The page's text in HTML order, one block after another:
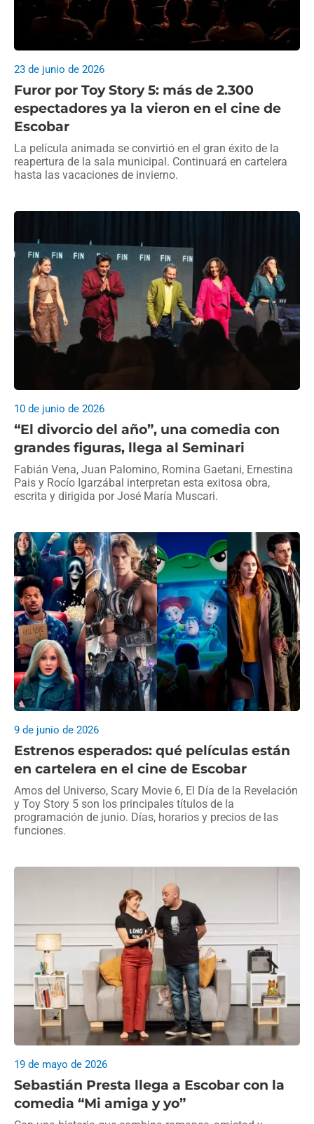
Furor por Toy Story 5: más de 2.300
espectadores ya la vieron en el cine de
Escobar
23 de junio de 2026
La película animada se convirtió en el gran éxito de la
reapertura de la sala municipal. Continuará en cartelera
hasta las vacaciones de invierno.
“El divorcio del año”, una comedia con
grandes figuras, llega al Seminari
10 de junio de 2026
Fabián Vena, Juan Palomino, Romina Gaetani, Ernestina
Pais y Rocío Igarzábal interpretan esta exitosa obra,
escrita y dirigida por José María Muscari.
Estrenos esperados: qué películas están
en cartelera en el cine de Escobar
9 de junio de 2026
Amos del Universo, Scary Movie 6, El Día de la Revelación
y Toy Story 5 son los principales títulos de la
programación de junio. Días, horarios y precios de las
funciones.
Sebastián Presta llega a Escobar con la
comedia “Mi amiga y yo”
19 de mayo de 2026